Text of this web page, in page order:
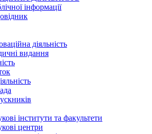
інформації
діяльність
видання
інститути та факультети
центри